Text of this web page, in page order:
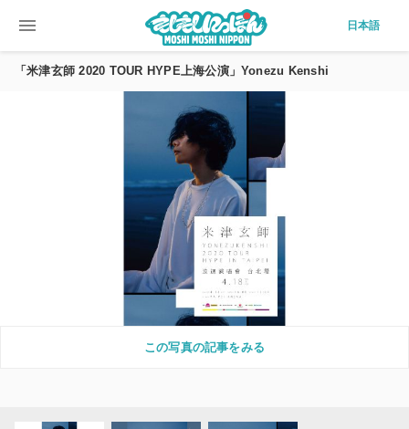
menu 日本語
「米津玄師 2020 TOUR HYPE上海公演」Yonezu Kenshi
この写真の記事をみる